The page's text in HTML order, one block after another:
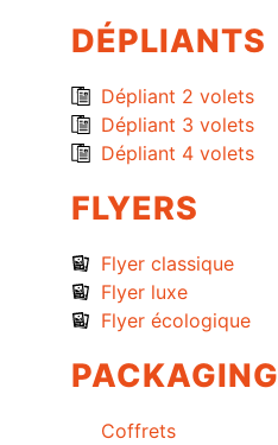
DÉPLIANTS
Dépliant 2 volets
Dépliant 3 volets
Dépliant 4 volets
FLYERS
Flyer classique
Flyer luxe
Flyer écologique
PACKAGING
Coffrets